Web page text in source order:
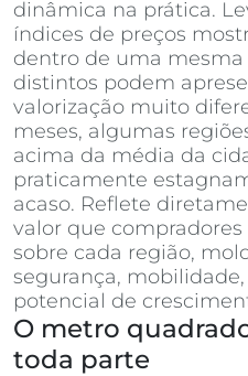
dinâmica na prática.
índices de preços
dentro de uma mesma
distintos podem
valorização muito
meses, algumas
acima da média da
praticamente
acaso. Reflete
valor que
sobre cada região,
segurança,
potencial de
O metro
toda parte